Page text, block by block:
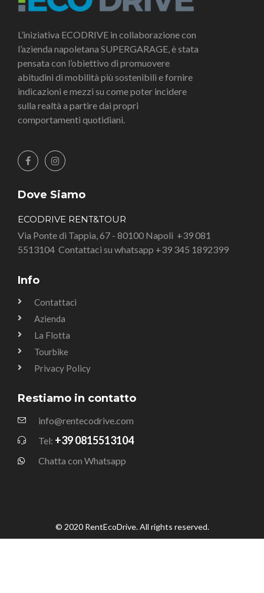
L’iniziativa ECODRIVE in collaborazione con
l’azienda napoletana SUPERGARAGE, è stata
pensata con l’obiettivo di promuovere
abitudini di mobilità più sostenibili e fornire
indicazioni e mezzi su come poter incidere
sulla realtà a partire dai propri
comportamenti quotidiani.
Dove Siamo
ECODRIVE RENT&TOUR
Via Ponte di Tappia, 67 - 80100 Napoli +39 081
5513104 Contattaci su whatsapp +39 345 1892399
Info
Contattaci
Azienda
La Flotta
Tourbike
Privacy Policy
Restiamo in contatto
info@rentecodrive.com
Tel: +39 0815513104
Chatta con Whatsapp
© 2020 RentEcoDrive. All rights reserved.